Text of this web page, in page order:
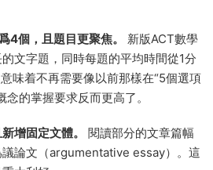
4個，且題目更聚焦。
新版ACT數學
文字題，同時每題的平均時間從1分
味着不再需要像以前那樣在“5個選項
的掌握要求反而更高了。
增固定文體。
閱讀部分的文章篇幅
論文（argumentative essay）。這